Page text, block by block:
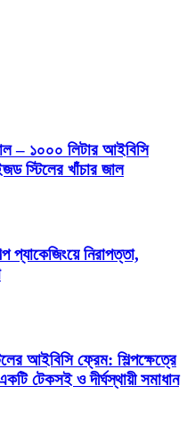
– ১০০০ লিটার আইবিসি
স্টিলের খাঁচার জাল
প্যাকেজিংয়ে নিরাপত্তা,
আইবিসি ফ্রেম: শিল্পক্ষেত্রে
টেকসই ও দীর্ঘস্থায়ী সমাধান